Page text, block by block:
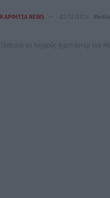
ΚΑΡΦΙΤΣΑ NEWS 02/12/2024 Media